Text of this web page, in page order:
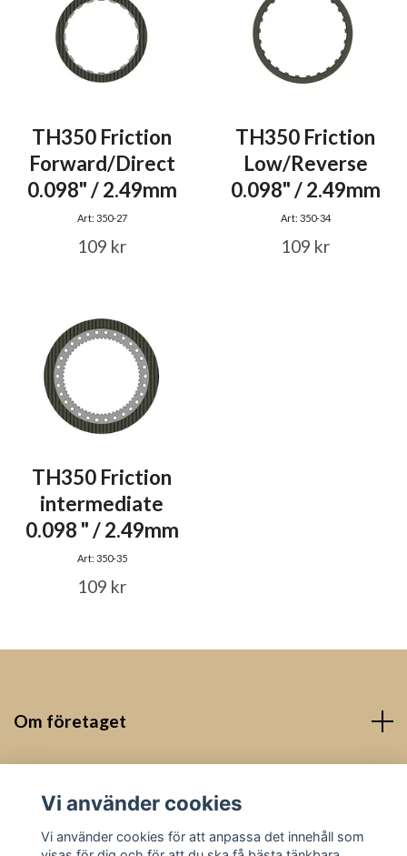
TH350 Friction
Forward/Direct
0.098" / 2.49mm
Art: 350-27
109 kr
TH350 Friction
Low/Reverse
0.098" / 2.49mm
Art: 350-34
109 kr
TH350 Friction
intermediate
0.098 " / 2.49mm
Art: 350-35
109 kr
Om företaget
Sociala medier
Vi använder cookies
Vi använder cookies för att anpassa det innehåll som